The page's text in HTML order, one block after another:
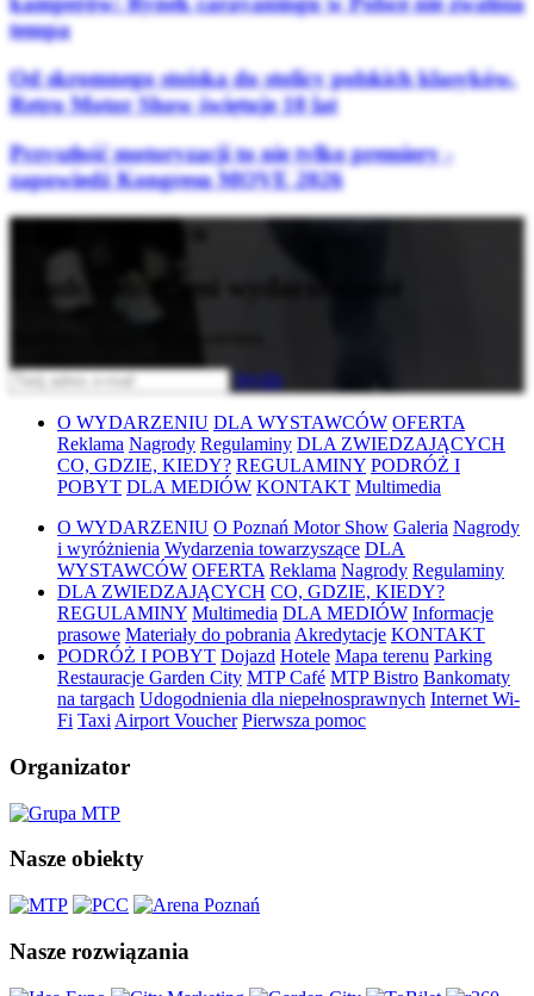
tempa
Od skromnego stoiska do stolicy polskich klasyków.
Retro Motor Show świętuje 10 lat
Przyszłość motoryzacji to nie tylko premiery -
zapowiedź Kongresu MOVE 2026
Bądź na bieżąco
z nadchodzącymi wydarzeniami
Wyślij
O WYDARZENIU DLA WYSTAWCÓW OFERTA
Reklama Nagrody Regulaminy DLA ZWIEDZAJĄCYCH
CO, GDZIE, KIEDY? REGULAMINY PODRÓŻ I
POBYT DLA MEDIÓW KONTAKT Multimedia
O WYDARZENIU O Poznań Motor Show Galeria Nagrody
i wyróżnienia Wydarzenia towarzyszące DLA
WYSTAWCÓW OFERTA Reklama Nagrody Regulaminy
DLA ZWIEDZAJĄCYCH CO, GDZIE, KIEDY?
REGULAMINY Multimedia DLA MEDIÓW Informacje
prasowe Materiały do pobrania Akredytacje KONTAKT
PODRÓŻ I POBYT Dojazd Hotele Mapa terenu Parking
Restauracje Garden City MTP Café MTP Bistro Bankomaty
na targach Udogodnienia dla niepełnosprawnych Internet Wi-
Fi Taxi Airport Voucher Pierwsza pomoc
Organizator
Nasze obiekty
Nasze rozwiązania